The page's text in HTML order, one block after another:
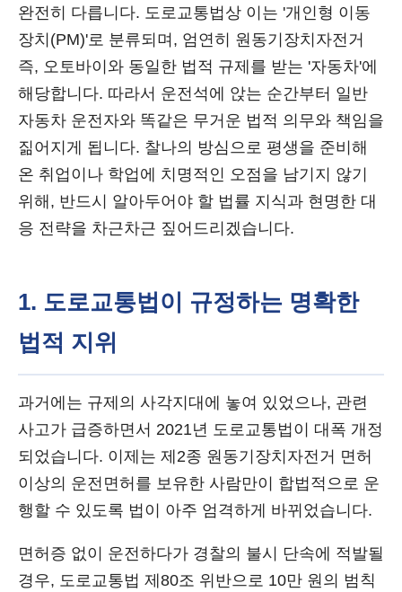
완전히 다릅니다. 도로교통법상 이는 '개인형 이동
장치(PM)'로 분류되며, 엄연히 원동기장치자전거
즉, 오토바이와 동일한 법적 규제를 받는 '자동차'에
해당합니다. 따라서 운전석에 앉는 순간부터 일반
자동차 운전자와 똑같은 무거운 법적 의무와 책임을
짊어지게 됩니다. 찰나의 방심으로 평생을 준비해
온 취업이나 학업에 치명적인 오점을 남기지 않기
위해, 반드시 알아두어야 할 법률 지식과 현명한 대
응 전략을 차근차근 짚어드리겠습니다.
1. 도로교통법이 규정하는 명확한
법적 지위
과거에는 규제의 사각지대에 놓여 있었으나, 관련
사고가 급증하면서 2021년 도로교통법이 대폭 개정
되었습니다. 이제는 제2종 원동기장치자전거 면허
이상의 운전면허를 보유한 사람만이 합법적으로 운
행할 수 있도록 법이 아주 엄격하게 바뀌었습니다.
면허증 없이 운전하다가 경찰의 불시 단속에 적발될
경우, 도로교통법 제80조 위반으로 10만 원의 범칙